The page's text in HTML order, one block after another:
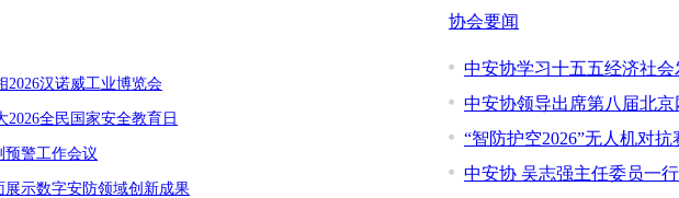
2026汉诺威工业博览会
全民国家安全教育日
预警工作会议
展示数字安防领域创新成果
协会要闻
中安协学习十五五经济社
中安协领导出席第八届北
“智防护空2026”无人机对
中安协 吴志强主任委员一